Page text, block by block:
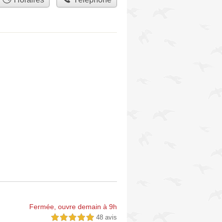
Fermée, ouvre demain à 9h
5,0 étoiles sur 5 48 avis